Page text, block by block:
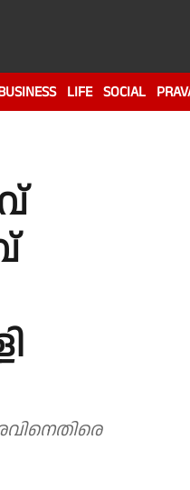
LIFE SOCIAL